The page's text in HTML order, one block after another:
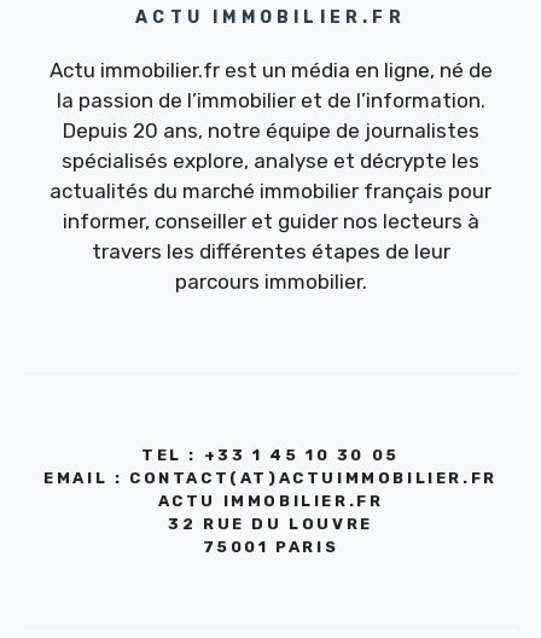
ACTU IMMOBILIER.FR
Actu immobilier.fr est un média en ligne, né de
la passion de l’immobilier et de l’information.
Depuis 20 ans, notre équipe de journalistes
spécialisés explore, analyse et décrypte les
actualités du marché immobilier français pour
informer, conseiller et guider nos lecteurs à
travers les différentes étapes de leur
parcours immobilier.
TEL : +33 1 45 10 30 05
EMAIL : CONTACT(AT)ACTUIMMOBILIER.FR
ACTU IMMOBILIER.FR
32 RUE DU LOUVRE
75001 PARIS